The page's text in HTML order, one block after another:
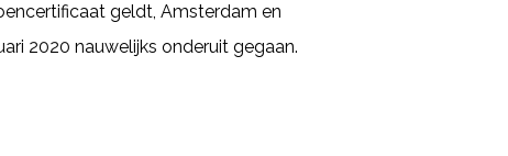
geldt, Amsterdam en
2020 nauwelijks onderuit gegaan.